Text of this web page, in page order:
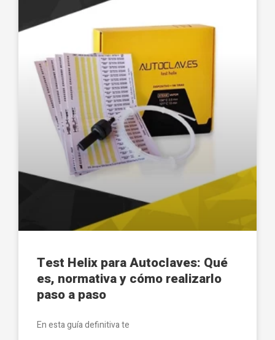
Test Helix para Autoclaves: Qué
es, normativa y cómo realizarlo
paso a paso
En esta guía definitiva te